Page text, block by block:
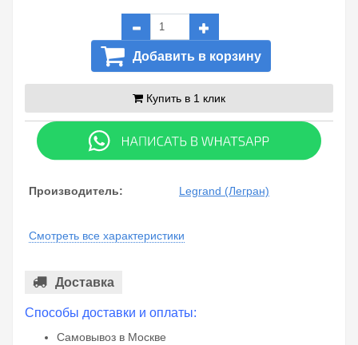
Добавить в корзину
Купить в 1 клик
Производитель: Legrand (Легран)
Смотреть все характеристики
Доставка
Способы доставки и оплаты:
Самовывоз в Москве